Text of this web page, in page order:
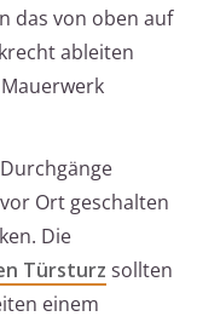
das von oben auf
ableiten
Ort geschalten
Die
Türsturz sollten
einem